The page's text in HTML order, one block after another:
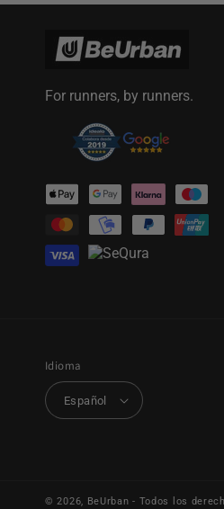
For runners, by runners.
Formas
de
pago
Idioma
Español
© 2026, BeUrban - Todos los